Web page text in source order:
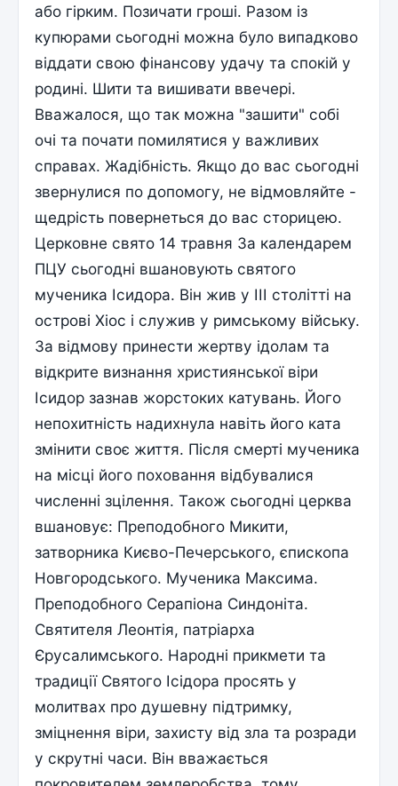
або гірким. Позичати гроші. Разом із
купюрами сьогодні можна було випадково
віддати свою фінансову удачу та спокій у
родині. Шити та вишивати ввечері.
Вважалося, що так можна "зашити" собі
очі та почати помилятися у важливих
справах. Жадібність. Якщо до вас сьогодні
звернулися по допомогу, не відмовляйте -
щедрість повернеться до вас сторицею.
Церковне свято 14 травня За календарем
ПЦУ сьогодні вшановують святого
мученика Ісидора. Він жив у III столітті на
острові Хіос і служив у римському війську.
За відмову принести жертву ідолам та
відкрите визнання християнської віри
Ісидор зазнав жорстоких катувань. Його
непохитність надихнула навіть його ката
змінити своє життя. Після смерті мученика
на місці його поховання відбувалися
численні зцілення. Також сьогодні церква
вшановує: Преподобного Микити,
затворника Києво-Печерського, єпископа
Новгородського. Мученика Максима.
Преподобного Серапіона Синдоніта.
Святителя Леонтія, патріарха
Єрусалимського. Народні прикмети та
традиції Святого Ісідора просять у
молитвах про душевну підтримку,
зміцнення віри, захисту від зла та розради
у скрутні часи. Він вважається